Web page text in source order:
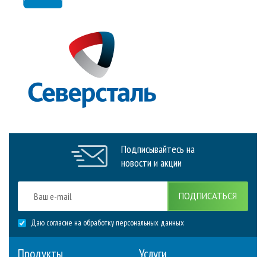
Подписывайтесь на
новости и акции
ПОДПИСАТЬСЯ
Даю согласие на обработку персональных данных
Продукты Услуги